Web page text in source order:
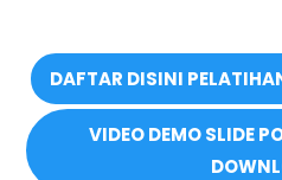
DAFTAR DISINI
VIDEO DEMO SLIDE